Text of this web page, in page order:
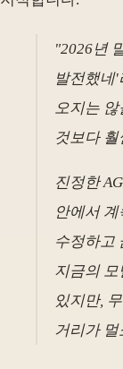
"2026년
발전했네
오지는 않
것보다
진정한
안에서
수정하고
지금의 모
있지만,
거리가 멀